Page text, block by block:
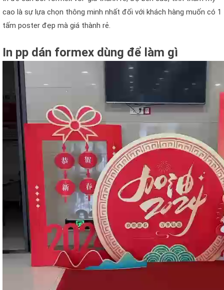
cao là sự lựa chọn thông minh nhất đối với khách hàng muốn có 1
tấm poster đẹp mà giá thành rẻ.
In pp dán formex dùng để làm gì